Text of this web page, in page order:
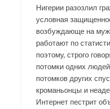
Нигерии разозлил
условная
возбуждающе на
работают по
поэтому, строго
потомки одних
потомков других
кроманьонцы и
Интернет пестрит